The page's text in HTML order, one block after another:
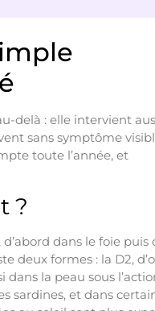
delà : elle intervient
sans symptôme
toute l’année, et
?
dans le foie puis
deux formes : la D2,
dans la peau sous
sardines, et dans